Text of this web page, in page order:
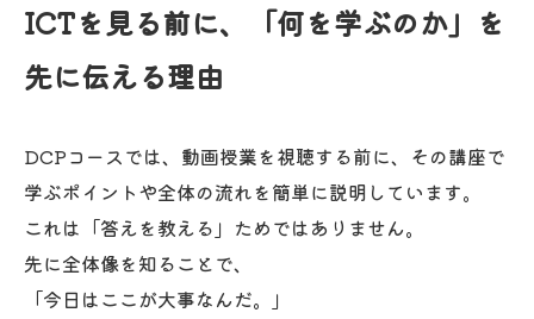
ICTを見る前に、「何を学ぶのか」を
先に伝える理由
DCPコースでは、動画授業を視聴する前に、その講座で
学ぶポイントや全体の流れを簡単に説明しています。
これは「答えを教える」ためではありません。
先に全体像を知ることで、
「今日はここが大事なんだ。」